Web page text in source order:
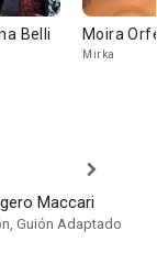
Belli Moira
Mirka
Maccari
Guión Adaptado